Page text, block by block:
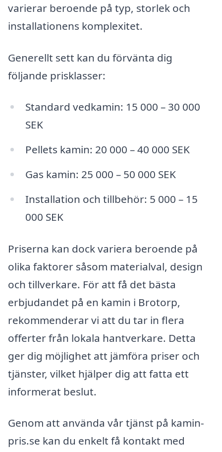
varierar beroende på typ, storlek och
installationens komplexitet.
Generellt sett kan du förvänta dig
följande prisklasser:
Standard vedkamin: 15 000 – 30 000
SEK
Pellets kamin: 20 000 – 40 000 SEK
Gas kamin: 25 000 – 50 000 SEK
Installation och tillbehör: 5 000 – 15
000 SEK
Priserna kan dock variera beroende på
olika faktorer såsom materialval, design
och tillverkare. För att få det bästa
erbjudandet på en kamin i Brotorp,
rekommenderar vi att du tar in flera
offerter från lokala hantverkare. Detta
ger dig möjlighet att jämföra priser och
tjänster, vilket hjälper dig att fatta ett
informerat beslut.
Genom att använda vår tjänst på kamin-
pris.se kan du enkelt få kontakt med